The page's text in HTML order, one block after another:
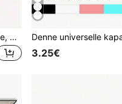
Mini lommeprinter til studerende, bærbar Bluetooth termisk printer, kan printe fotos og etiketter, trådløs højopløsnings-instantprint, kompakt læringsmateriale, fødselsdags- og julegave
3.25€